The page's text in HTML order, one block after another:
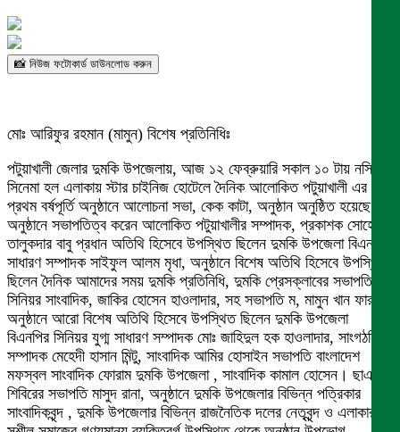
📸 নিউজ ফটোকার্ড ডাউনলোড করুন
মোঃ আরিফুর রহমান (মামুন) বিশেষ প্রতিনিধিঃ
পটুয়াখালী জেলার দুমকি উপজেলায়, আজ ১২ ফেব্রুয়ারি সকাল ১০ টায় নসিব
সিনেমা হল এলাকায় স্টার চাইনিজ হোটেলে দৈনিক আলোকিত পটুয়াখালী এর
প্রথম বর্ষপূর্তি অনুষ্ঠানে আলোচনা সভা, কেক কাটা, অনুষ্ঠান অনুষ্ঠিত হয়েছে।
অনুষ্ঠানে সভাপতিত্ব করেন আলোকিত পটুয়াখালীর সম্পাদক, প্রকাশক সোহেল
তালুকদার বাবু প্রধান অতিথি হিসেবে উপস্থিত ছিলেন দুমকি উপজেলা বিএনপির
সাধারণ সম্পাদক সাইফুল আলম মৃধা, অনুষ্ঠানে বিশেষ অতিথি হিসেবে উপস্থিত
ছিলেন দৈনিক আমাদের সময় দুমকি প্রতিনিধি, দুমকি প্রেসক্লাবের সভাপতি,
সিনিয়র সাংবাদিক, জাকির হোসেন হাওলাদার, সহ সভাপতি ম, মামুন খান ফারুকি,
অনুষ্ঠানে আরো বিশেষ অতিথি হিসেবে উপস্থিত ছিলেন দুমকি উপজেলা
বিএনপির সিনিয়র যুগ্ম সাধারণ সম্পাদক মোঃ জাহিদুল হক হাওলাদার, সাংগঠনিক
সম্পাদক মেহেদী হাসান মিন্টু, সাংবাদিক আমির হোসাইন সভাপতি বাংলাদেশ
মফস্বল সাংবাদিক ফোরাম দুমকি উপজেলা , সাংবাদিক কামাল হোসেন। ছাএ
শিবিরের সভাপতি মাসুদ রানা, অনুষ্ঠানে দুমকি উপজেলার বিভিন্ন পত্রিকার
সাংবাদিকবৃন্দ , দুমকি উপজেলার বিভিন্ন রাজনৈতিক দলের নেতৃবৃন্দ ও এলাকার